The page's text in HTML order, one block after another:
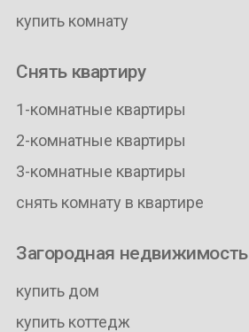
купить комнату
Снять квартиру
1-комнатные квартиры
2-комнатные квартиры
3-комнатные квартиры
снять комнату в квартире
Загородная недвижимость
купить дом
купить коттедж